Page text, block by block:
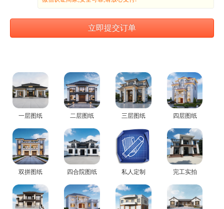
一层图纸 二层图纸 三层图纸 四层图纸
双拼图纸 四合院图纸 私人定制 完工实拍